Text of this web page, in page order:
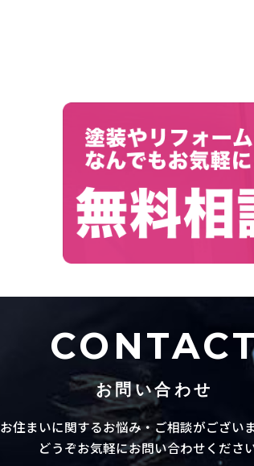
お問い合わせ
お住まいに関するお悩み・ご相談がござい
どうぞお気軽にお問い合わせくださ